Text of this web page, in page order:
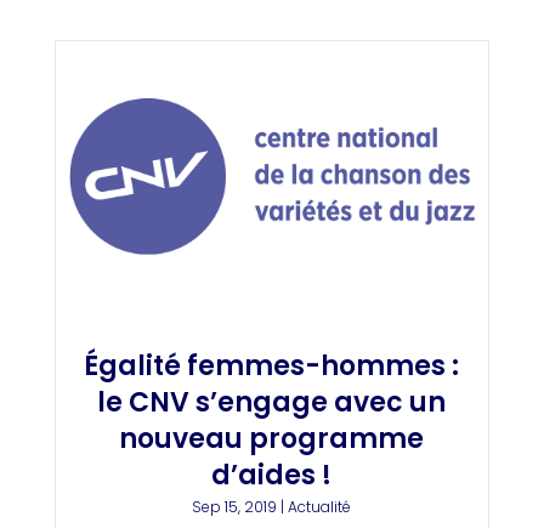
Égalité femmes-hommes :
le CNV s’engage avec un
nouveau programme
d’aides !
Sep 15, 2019 |Actualité